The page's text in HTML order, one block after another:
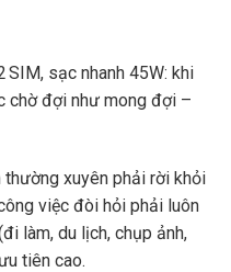
SIM, sạc nhanh 45W: khi
chờ đợi như mong đợi –
xuyên phải rời khỏi
việc đòi hỏi phải luôn
làm, du lịch, chụp ảnh,
tiên cao.